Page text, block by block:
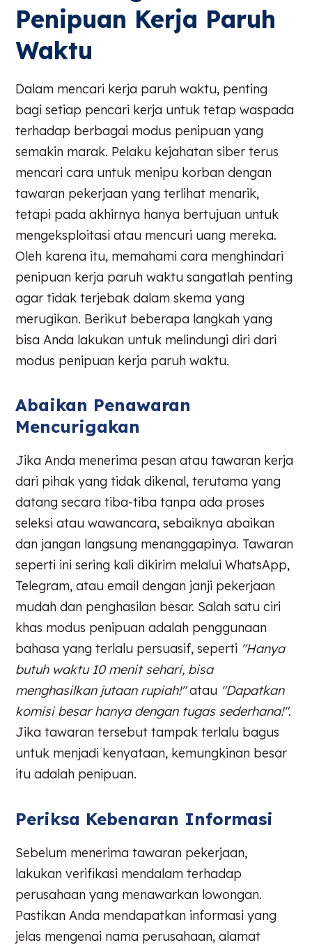
Penipuan Kerja Paruh
Waktu
Dalam mencari kerja paruh waktu, penting
bagi setiap pencari kerja untuk tetap waspada
terhadap berbagai modus penipuan yang
semakin marak. Pelaku kejahatan siber terus
mencari cara untuk menipu korban dengan
tawaran pekerjaan yang terlihat menarik,
tetapi pada akhirnya hanya bertujuan untuk
mengeksploitasi atau mencuri uang mereka.
Oleh karena itu, memahami cara menghindari
penipuan kerja paruh waktu sangatlah penting
agar tidak terjebak dalam skema yang
merugikan. Berikut beberapa langkah yang
bisa Anda lakukan untuk melindungi diri dari
modus penipuan kerja paruh waktu.
Abaikan Penawaran
Mencurigakan
Jika Anda menerima pesan atau tawaran kerja
dari pihak yang tidak dikenal, terutama yang
datang secara tiba-tiba tanpa ada proses
seleksi atau wawancara, sebaiknya abaikan
dan jangan langsung menanggapinya. Tawaran
seperti ini sering kali dikirim melalui WhatsApp,
Telegram, atau email dengan janji pekerjaan
mudah dan penghasilan besar. Salah satu ciri
khas modus penipuan adalah penggunaan
bahasa yang terlalu persuasif, seperti "Hanya
butuh waktu 10 menit sehari, bisa
menghasilkan jutaan rupiah!"atau "Dapatkan
komisi besar hanya dengan tugas sederhana!".
Jika tawaran tersebut tampak terlalu bagus
untuk menjadi kenyataan, kemungkinan besar
itu adalah penipuan.
Periksa Kebenaran Informasi
Sebelum menerima tawaran pekerjaan,
lakukan verifikasi mendalam terhadap
perusahaan yang menawarkan lowongan.
Pastikan Anda mendapatkan informasi yang
jelas mengenai nama perusahaan, alamat